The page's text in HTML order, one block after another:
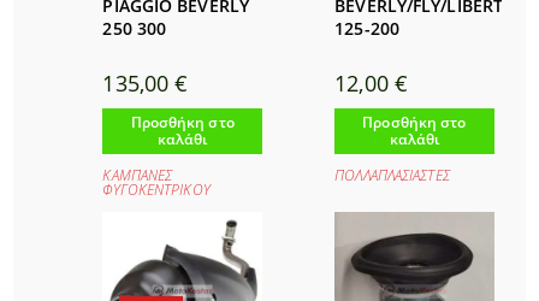
PIAGGIO BEVERLY
250 300
135,00€
Προσθήκη στο
καλάθι
ΚΑΜΠΑΝΕΣ
ΦΥΓΟΚΕΝΤΡΙΚΟΥ
BEVERLY/FLY/LIBERTY
125-200
12,00 €
Προσθήκη στο
καλάθι
ΠΟΛΛΑΠΛΑΣΙΑΣΤΕΣ